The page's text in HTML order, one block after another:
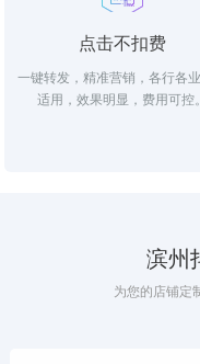
点击不扣费
一键转发，精准营销，各行各
适用，效果明显，费用可控。
滨州
为您的店铺定